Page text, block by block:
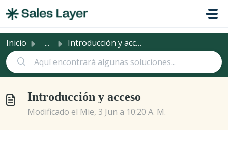
Inicio ... Introducción y acceso
Introducción y acceso
Modificado el Mie, 3 Jun a 10:20 A. M.